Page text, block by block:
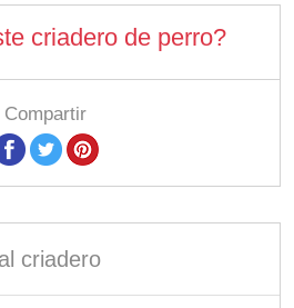
criadero de perro?
Compartir
criadero